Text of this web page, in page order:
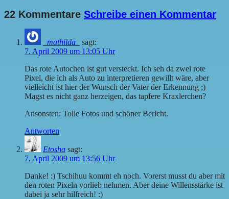
22 Kommentare Schreibe einen Kommentar
_mathilda_
sagt:
7. April 2009 um 13:05 Uhr
Das rote Autochen ist gut versteckt. Ich seh da zwei rote
Pixel, die ich als Auto zu interpretieren gewillt wäre, aber
vielleicht ist hier der Wunsch der Vater der Erkennung ;)
Magst es nicht ganz herzeigen, das tapfere Kraxlerchen?
Ansonsten: Tolle Fotos und schöner Bericht.
Antworten
Etosha sagt:
7. April 2009 um 13:56 Uhr
Danke! :) Tschihuu kommt eh noch. Vorerst musst du aber mit
den roten Pixeln vorlieb nehmen. Aber deine Willensstärke ist
dabei ja sehr hilfreich! :)